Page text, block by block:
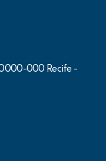
000 Recife -